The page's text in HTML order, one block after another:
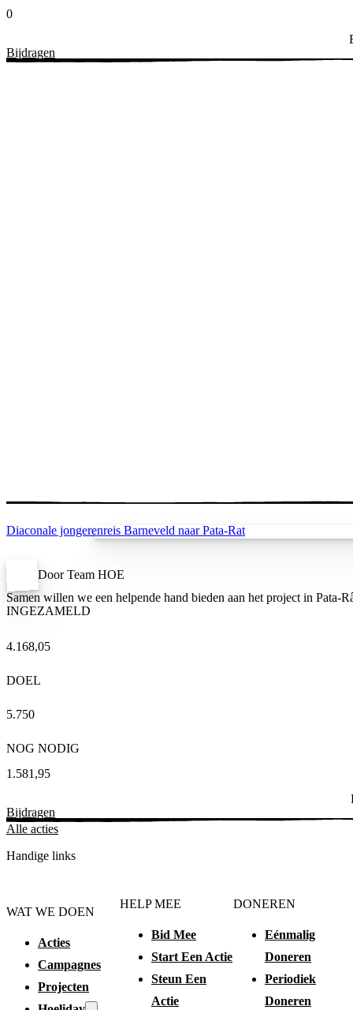
0
Bijdragen
Diaconale jongerenreis Barneveld naar Pata-Rat
Door Team HOE
Samen willen we een helpende hand bieden aan het project in
INGEZAMELD
4.168,05
DOEL
5.750
NOG NODIG
1.581,95
Bijdragen
Alle acties
Handige links
WAT WE DOEN
Acties
Campagnes
Projecten
HELP MEE
Bid Mee
Start Een Actie
Steun Een
Actie
DONEREN
Eénmalig
Doneren
Periodiek
Doneren